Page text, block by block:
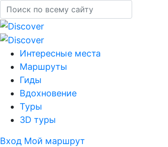
Интересные места
Маршруты
Гиды
Вдохновение
Туры
3D туры
Вход Мой маршрут